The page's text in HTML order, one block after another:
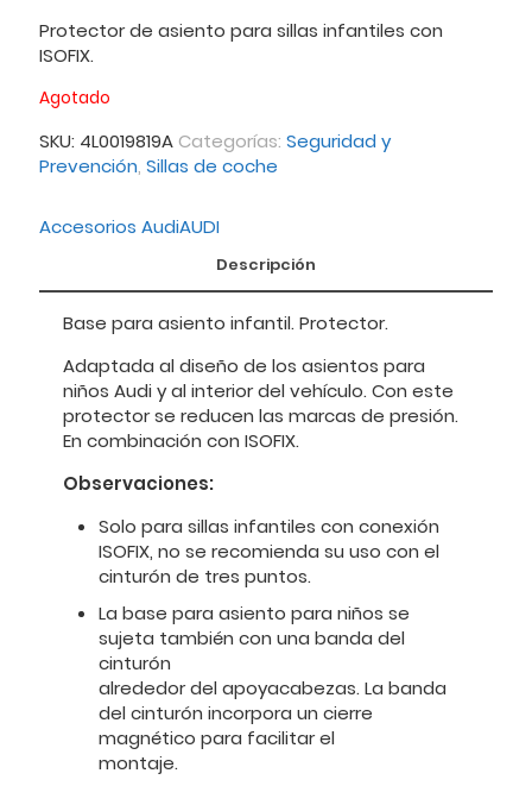
Protector de asiento para sillas infantiles con
ISOFIX.
Agotado
SKU: 4L0019819A Categorías: Seguridad y
Prevención, Sillas de coche
Accesorios AudiAUDI
Descripción
Base para asiento infantil. Protector.
Adaptada al diseño de los asientos para
niños Audi y al interior del vehículo. Con este
protector se reducen las marcas de presión.
En combinación con ISOFIX.
Observaciones:
Solo para sillas infantiles con conexión
ISOFIX, no se recomienda su uso con el
cinturón de tres puntos.
La base para asiento para niños se
sujeta también con una banda del
cinturón
alrededor del apoyacabezas. La banda
del cinturón incorpora un cierre
magnético para facilitar el
montaje.